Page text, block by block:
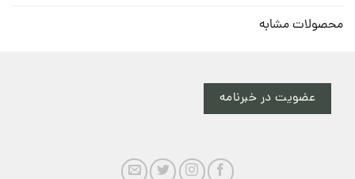
محصولات مشابه
عضویت در خبرنامه